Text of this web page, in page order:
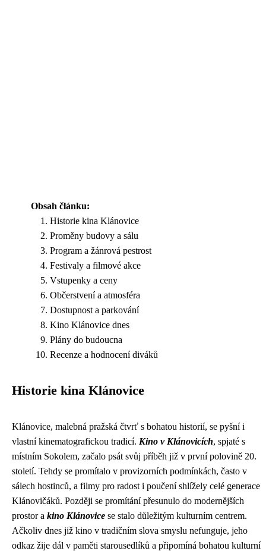
Obsah článku:
Historie kina Klánovice
Proměny budovy a sálu
Program a žánrová pestrost
Festivaly a filmové akce
Vstupenky a ceny
Občerstvení a atmosféra
Dostupnost a parkování
Kino Klánovice dnes
Plány do budoucna
Recenze a hodnocení diváků
Historie kina Klánovice
Klánovice, malebná pražská čtvrť s bohatou historií, se pyšní i
vlastní kinematografickou tradicí. Kino v Klánovicích, spjaté s
místním Sokolem, začalo psát svůj příběh již v první polovině 20.
století. Tehdy se promítalo v provizorních podmínkách, často v
sálech hostinců, a filmy pro radost i poučení shlížely celé generace
Klánovičáků. Později se promítání přesunulo do modernějších
prostor a kino Klánovice se stalo důležitým kulturním centrem.
Ačkoliv dnes již kino v tradičním slova smyslu nefunguje, jeho
odkaz žije dál v paměti starousedlíků a připomíná bohatou kulturní